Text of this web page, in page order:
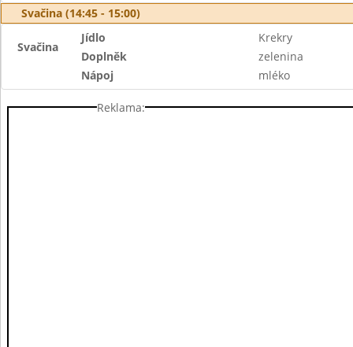
Svačina (14:45 - 15:00)
Svačina
Jídlo
Krekry
Doplněk
zelenina
Nápoj
mléko
Reklama: